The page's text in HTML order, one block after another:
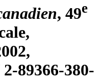
, 49e
89366-380-